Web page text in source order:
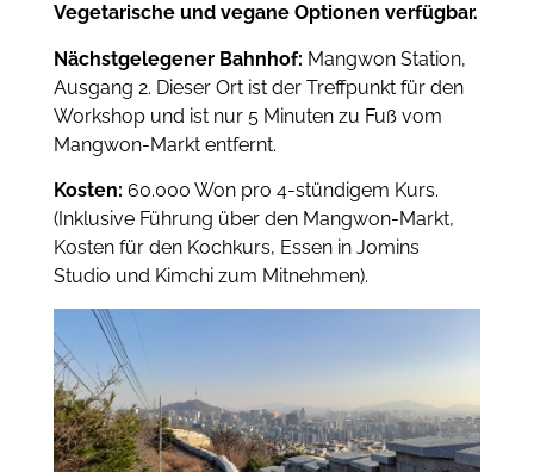
Vegetarische und vegane Optionen verfügbar.
Nächstgelegener Bahnhof: Mangwon Station,
Ausgang 2. Dieser Ort ist der Treffpunkt für den
Workshop und ist nur 5 Minuten zu Fuß vom
Mangwon-Markt entfernt.
Kosten: 60.000 Won pro 4-stündigem Kurs.
(Inklusive Führung über den Mangwon-Markt,
Kosten für den Kochkurs, Essen in Jomins
Studio und Kimchi zum Mitnehmen).